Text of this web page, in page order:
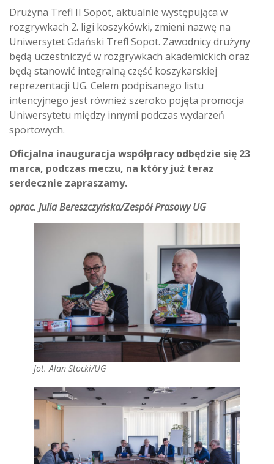
Drużyna Trefl II Sopot, aktualnie występująca w
rozgrywkach 2. ligi koszykówki, zmieni nazwę na
Uniwersytet Gdański Trefl Sopot. Zawodnicy drużyny
będą uczestniczyć w rozgrywkach akademickich oraz
będą stanowić integralną część koszykarskiej
reprezentacji UG. Celem podpisanego listu
intencyjnego jest również szeroko pojęta promocja
Uniwersytetu między innymi podczas wydarzeń
sportowych.
Oficjalna inauguracja współpracy odbędzie się 23
marca, podczas meczu, na który już teraz
serdecznie zapraszamy.
oprac. Julia Bereszczyńska/Zespół Prasowy UG
fot. Alan Stocki/UG